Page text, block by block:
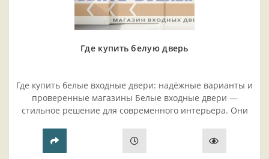
Где купить белую дверь
Где купить белые входные двери: надёжные варианты и
проверенные магазины Белые входные двери —
стильное решение для современного интерьера. Они